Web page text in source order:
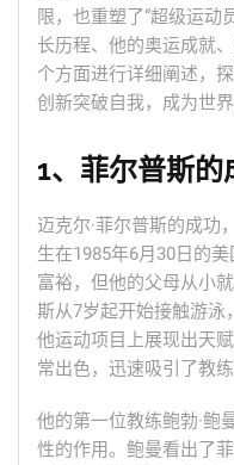
限，也重塑了“超级运动
长历程、他的奥运成就
个方面进行详细阐述，
创新突破自我，成为世
1、菲尔普斯的
迈克尔·菲尔普斯的成功
生在1985年6月30日的
富裕，但他的父母从小
斯从7岁起开始接触游泳
他运动项目上展现出天
常出色，迅速吸引了教练
他的第一位教练鲍勃·鲍
性的作用。鲍曼看出了